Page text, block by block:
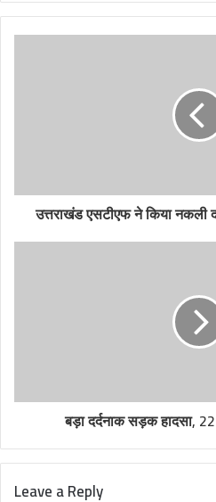
उत्तराखंड एसटीएफ ने किया नकली
बड़ा दर्दनाक सड़क हादसा,
Leave a Reply